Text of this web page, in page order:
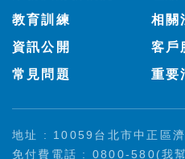
教育訓練
相關
資訊公開
客戶
常見問題
重要
地址 : 10059台北市中正區
免付費電話 : 0800-580(我